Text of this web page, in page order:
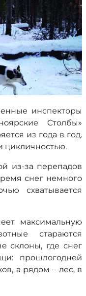
инспекторы
Столбы»
из года в год.
цикличностью.
из-за перепадов
снег немного
схватывается
максимальную
стараются
склоны, где снег
прошлогодней
а рядом – лес, в